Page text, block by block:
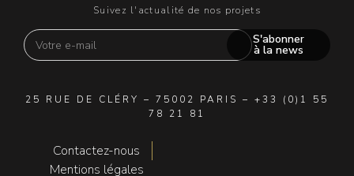
Suivez l'actualité de nos projets
S'abonner
à la news
25 RUE DE CLÉRY – 75002 PARIS – +33 (0)1 55
78 21 81
Contactez-nous
Mentions légales